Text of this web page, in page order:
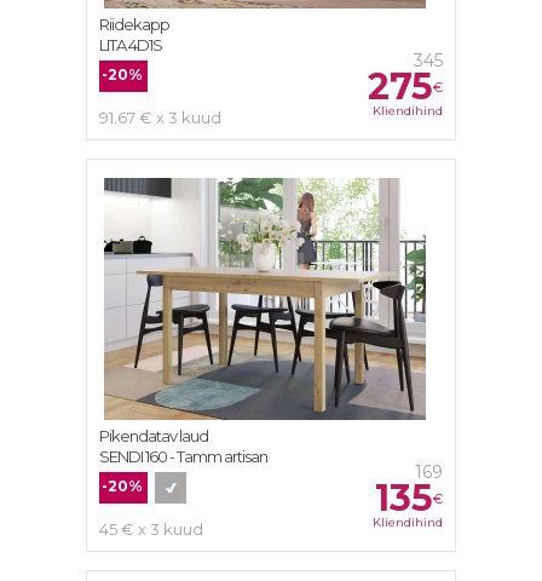
345
275€
Kliendihind
-20%
91.67 € x 3 kuud
Riidekapp
LITA 4D1S
169
135€
Kliendihind
-20%
45 € x 3 kuud
Pikendatav laud
SENDI 160 - Tamm artisan